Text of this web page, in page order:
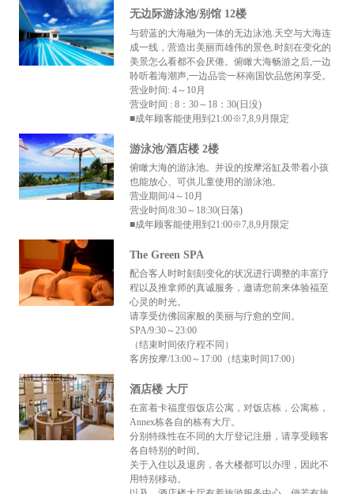
无边际游泳池/别馆 12楼
与碧蓝的大海融为一体的无边泳池.天空与大海连
成一线，营造出美丽而雄伟的景色.时刻在变化的
美景怎么看都不会厌倦。俯瞰大海畅游之后,一边
聆听着海潮声,一边品尝一杯南国饮品悠闲享受。
营业时间: 4～10月
营业时间 : 8：30～18：30(日没)
■成年顾客能使用到21:00※7,8,9月限定
游泳池/酒店楼 2楼
俯瞰大海的游泳池。并设的按摩浴缸及带着小孩
也能放心、可供儿童使用的游泳池。
营业期间/4～10月
营业时间/8:30～18:30(日落)
■成年顾客能使用到21:00※7,8,9月限定
The Green SPA
配合客人时时刻刻变化的状况进行调整的丰富疗
程以及推拿师的真诚服务，邀请您前来体验福至
心灵的时光。
请享受仿佛回家般的美丽与疗愈的空间。
SPA/9:30～23:00
（结束时间依疗程不同）
客房按摩/13:00～17:00（结束时间17:00）
酒店楼 大厅
在富着卡福度假饭店公寓，对饭店栋，公寓栋，
Annex栋各自的栋有大厅。
分别特殊性在不同的大厅登记注册，请享受顾客
各自特别的时间。
关于入住以及退房，各大楼都可以办理，因此不
用特别移动。